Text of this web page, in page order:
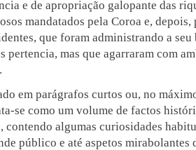
e de apropriação galopante das
mandatados pela Coroa e,
que foram administrando a
pertencia, mas que agarraram com
em parágrafos curtos ou, no
se como um volume de factos
algumas curiosidades
público e até aspetos mirabolantes